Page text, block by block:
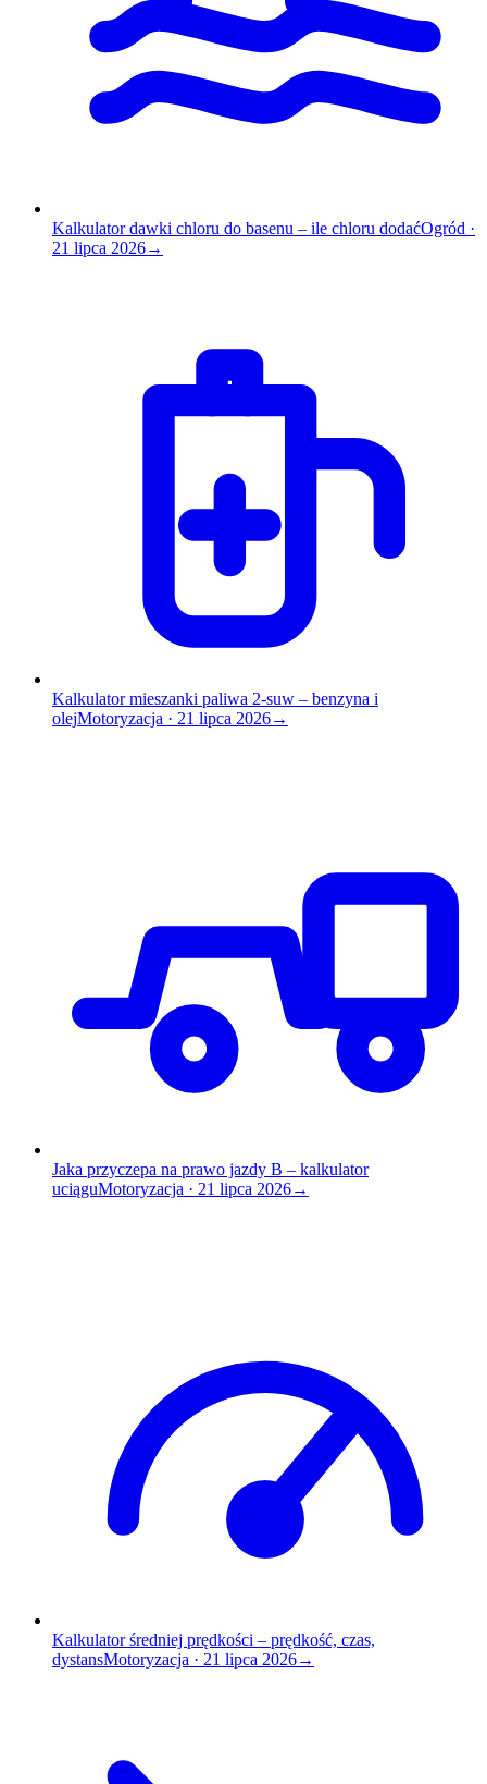
Kalkulator dawki chloru do basenu – ile chloru dodaćOgród ·
21 lipca 2026→
Kalkulator mieszanki paliwa 2-suw – benzyna i
olejMotoryzacja · 21 lipca 2026→
Jaka przyczepa na prawo jazdy B – kalkulator
uciąguMotoryzacja · 21 lipca 2026→
Kalkulator średniej prędkości – prędkość, czas,
dystansMotoryzacja · 21 lipca 2026→